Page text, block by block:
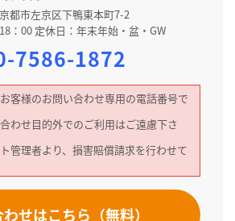
都市左京区下鴨東本町7-2
：00 定休日：年末年始・盆・GW
7586-1872
客様のお問い合わせ専用の電話番号で
わせ目的外でのご利用はご遠慮下さ
管理者より、損害賠償請求を行わせて
せはこちら（無料）